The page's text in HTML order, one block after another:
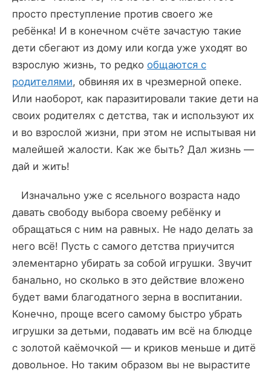
просто преступление против своего же
ребёнка! И в конечном счёте зачастую такие
дети сбегают из дому или когда уже уходят во
взрослую жизнь, то редко общаются с
родителями, обвиняя их в чрезмерной опеке.
Или наоборот, как паразитировали такие дети на
своих родителях с детства, так и используют их
и во взрослой жизни, при этом не испытывая ни
малейшей жалости. Как же быть? Дал жизнь —
дай и жить!
Изначально уже с ясельного возраста надо
давать свободу выбора своему ребёнку и
обращаться с ним на равных. Не надо делать за
него всё! Пусть с самого детства приучится
элементарно убирать за собой игрушки. Звучит
банально, но сколько в это действие вложено
будет вами благодатного зерна в воспитании.
Конечно, проще всего самому быстро убрать
игрушки за детьми, подавать им всё на блюдце
с золотой каёмочкой — и криков меньше и дитё
довольное. Но таким образом вы не вырастите